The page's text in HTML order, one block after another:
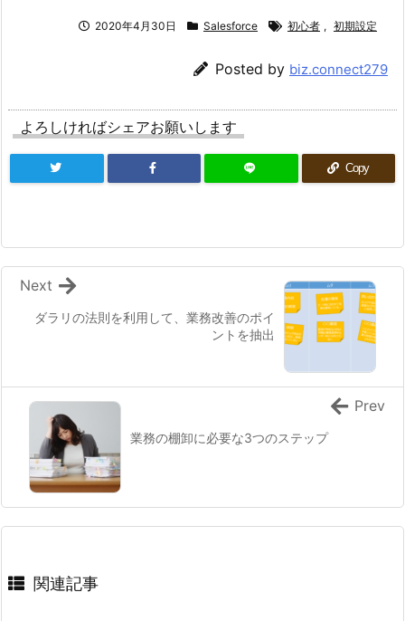
2020年4月30日 Salesforce 初心者 , 初期設定
Posted by biz.connect279
よろしければシェアお願いします
Copy
ダラリの法則を利用して、業務改善のポイ
ントを抽出
Next
業務の棚卸に必要な3つのステップ
Prev
関連記事